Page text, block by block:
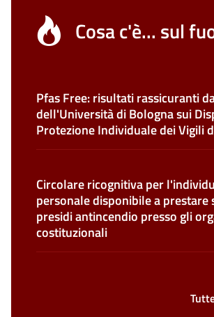
Cosa c'è... sul
Pfas Free: risultati rassicuranti
dell'Università di Bologna sui
Protezione Individuale dei Vigili
Circolare ricognitiva per
personale disponibile a prestare
presidi antincendio presso gli
costituzionali